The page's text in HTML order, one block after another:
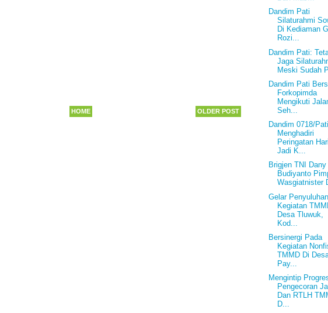
OLDER POST
HOME
Dandim Pati
Silaturahmi
Di Kediaman
Rozi...
Dandim Pati:
Jaga
Meski Sudah
Dandim Pati
Forkopimda
Mengikuti
Seh...
Dandim 0718/Pati
Menghadiri
Peringatan Hari
Jadi K...
Brigjen TNI Dany
Budiyanto
Wasgiatnister
Gelar Penyuluhan
Kegiatan
Desa Tluwuk,
Kod...
Bersinergi Pada
Kegiatan
TMMD Di
Pay...
Mengintip
Pengecoran
Dan RTLH
D...